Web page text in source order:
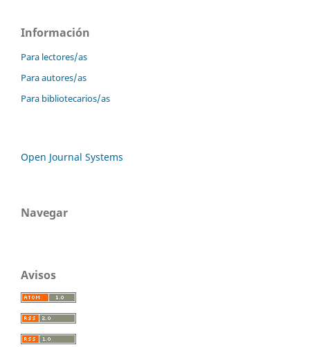
Información
Para lectores/as
Para autores/as
Para bibliotecarios/as
Open Journal Systems
Navegar
Avisos